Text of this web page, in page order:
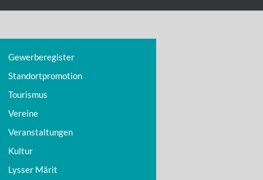
Gewerberegister
Standortpromotion
Tourismus
Vereine
Veranstaltungen
Kultur
Lysser Märit